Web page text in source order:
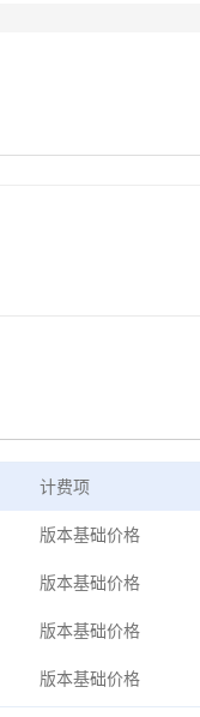
计费项
版本基础价格
版本基础价格
版本基础价格
版本基础价格